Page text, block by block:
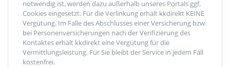
notwendig ist, werden dazu außerhalb unseres Portals ggf.
Cookies eingesetzt. Für die Verlinkung erhält kkdirekt KEINE
Vergütung. Im Falle des Abschlusses einer Versicherung bzw.
bei Personenversicherungen nach der Verifizierung des
Kontaktes erhält kkdirekt eine Vergütung für die
Vermittlungsleistung. Für Sie bleibt der Service in jedem Fall
kostenfrei.